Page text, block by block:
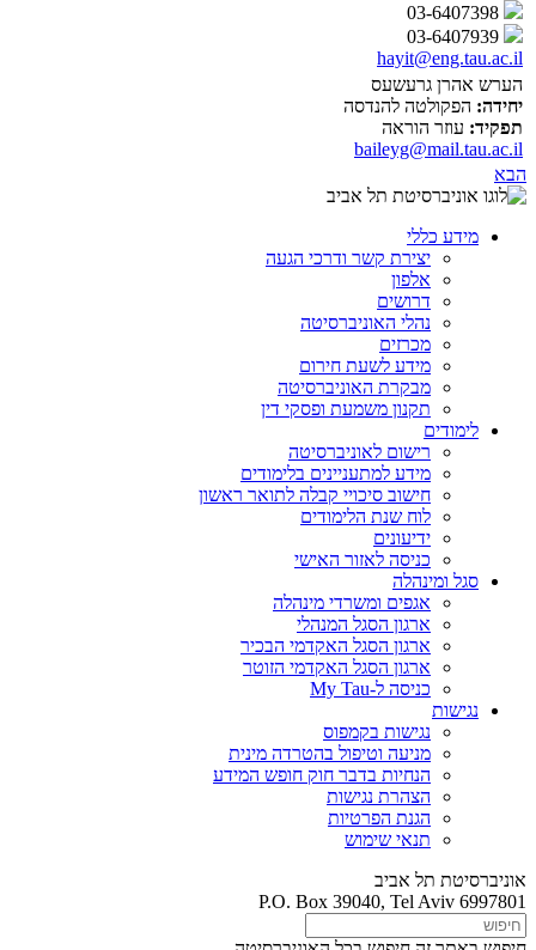
hayit@eng.tau.ac.il
הערש אהרן גרעשעס
יחידה: הפקולטה להנדסה
תפקיד: עוזר הוראה
baileyg@mail.tau.ac.il
הבא
מידע כללי
יצירת קשר ודרכי הגעה
אלפון
דרושים
נהלי האוניברסיטה
מכרזים
מידע לשעת חירום
מבקרת האוניברסיטה
תקנון משמעת ופסקי דין
לימודים
רישום לאוניברסיטה
מידע למתעניינים בלימודים
חישוב סיכויי קבלה לתואר ראשון
לוח שנת הלימודים
ידיעונים
כניסה לאזור האישי
סגל ומינהלה
אגפים ומשרדי מינהלה
ארגון הסגל המנהלי
ארגון הסגל האקדמי הבכיר
ארגון הסגל האקדמי הזוטר
כניסה ל-My Tau
נגישות
נגישות בקמפוס
מניעה וטיפול בהטרדה מינית
הנחיות בדבר חוק חופש המידע
הצהרת נגישות
הגנת הפרטיות
תנאי שימוש
אוניברסיטת תל אביב
P.O. Box 39040, Tel Aviv 6997801